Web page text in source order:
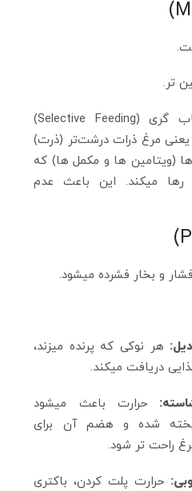
تر.
امکان انتخاب‌ گری (Selective Feeding)
یعنی مرغ ذرات درشت‌تر (ذرت)
(ویتامین‌ ها و مکمل‌ ها) که
رها میکند. این باعث عدم
و بخار فشرده میشود.
هر نوکی که پرنده میزند،
دریافت میکند.
حرارت باعث میشود
شده و هضم آن برای
راحت‌ تر شود.
حرارت پلت کردن، باکتری‌